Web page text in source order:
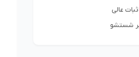
عالی
شستشو